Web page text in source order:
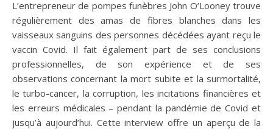
L’entrepreneur de pompes funèbres John O’Looney trouve
régulièrement des amas de fibres blanches dans les
vaisseaux sanguins des personnes décédées ayant reçu le
vaccin Covid. Il fait également part de ses conclusions
professionnelles, de son expérience et de ses
observations concernant la mort subite et la surmortalité,
le turbo-cancer, la corruption, les incitations financières et
les erreurs médicales – pendant la pandémie de Covid et
jusqu’à aujourd’hui. Cette interview offre un aperçu de la